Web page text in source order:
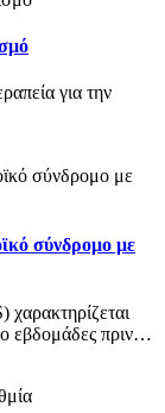
για την
σύνδρομο με
εβδομάδες πριν…